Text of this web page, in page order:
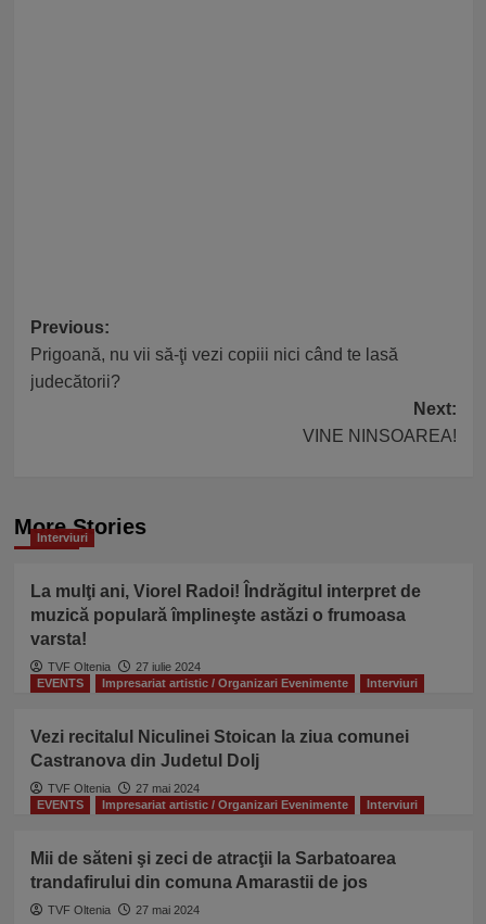
Post
navigation
Previous:
Prigoană, nu vii să-ţi vezi copiii nici când te lasă
judecătorii?
Next:
VINE NINSOAREA!
More Stories
Interviuri
La mulţi ani, Viorel Radoi! Îndrăgitul interpret de
muzică populară împlineşte astăzi o frumoasa
varsta!
TVF Oltenia
27 iulie 2024
EVENTS
Impresariat artistic / Organizari Evenimente Interviuri
Vezi recitalul Niculinei Stoican la ziua comunei
Castranova din Judetul Dolj
TVF Oltenia
27 mai 2024
EVENTS
Impresariat artistic / Organizari Evenimente Interviuri
Mii de săteni şi zeci de atracţii la Sarbatoarea
trandafirului din comuna Amarastii de jos
TVF Oltenia 27 mai 2024